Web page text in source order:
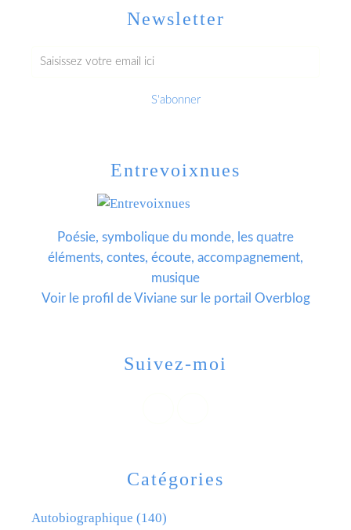
Newsletter
Catégories
Autobiographique (140)
Entrevoixnues
Poésie, symbolique du monde, les quatre
éléments, contes, écoute, accompagnement,
musique
Voir le profil deVivianesur le portail Overblog
Suivez-moi